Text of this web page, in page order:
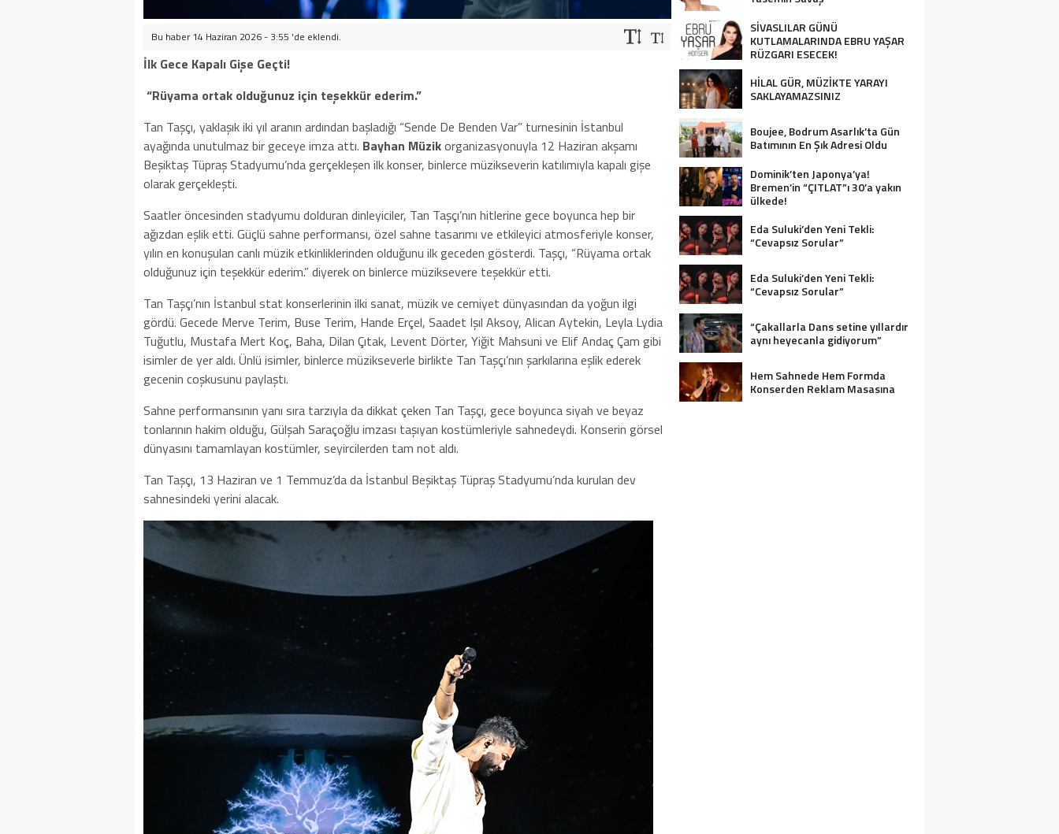
Bu haber 14 Haziran 2026 - 3:55 'de eklendi.
İlk Gece Kapalı Gişe Geçti!
“Rüyama ortak olduğunuz için teşekkür ederim.”
Tan Taşçı, yaklaşık iki yıl aranın ardından başladığı “Sende De Benden Var” turnesinin İstanbul
ayağında unutulmaz bir geceye imza attı. Bayhan Müzikorganizasyonuyla 12 Haziran akşamı
Beşiktaş Tüpraş Stadyumu’nda gerçekleşen ilk konser, binlerce müzikseverin katılımıyla kapalı gişe
olarak gerçekleşti.
Saatler öncesinden stadyumu dolduran dinleyiciler, Tan Taşçı’nın hitlerine gece boyunca hep bir
ağızdan eşlik etti. Güçlü sahne performansı, özel sahne tasarımı ve etkileyici atmosferiyle konser,
yılın en konuşulan canlı müzik etkinliklerinden olduğunu ilk geceden gösterdi. Taşçı, “Rüyama ortak
olduğunuz için teşekkür ederim.” diyerek on binlerce müziksevere teşekkür etti.
Tan Taşçı’nın İstanbul stat konserlerinin ilki sanat, müzik ve cemiyet dünyasından da yoğun ilgi
gördü. Gecede Merve Terim, Buse Terim, Hande Erçel, Saadet Işıl Aksoy, Alican Aytekin, Leyla Lydia
Tuğutlu, Mustafa Mert Koç, Baha, Dilan Çıtak, Levent Dörter, Yiğit Mahsuni ve Elif Andaç Çam gibi
isimler de yer aldı. Ünlü isimler, binlerce müzikseverle birlikte Tan Taşçı’nın şarkılarına eşlik ederek
gecenin coşkusunu paylaştı.
Sahne performansının yanı sıra tarzıyla da dikkat çeken Tan Taşçı, gece boyunca siyah ve beyaz
tonlarının hakim olduğu, Gülşah Saraçoğlu imzası taşıyan kostümleriyle sahnedeydi. Konserin görsel
dünyasını tamamlayan kostümler, seyircilerden tam not aldı.
Tan Taşçı, 13 Haziran ve 1 Temmuz’da da İstanbul Beşiktaş Tüpraş Stadyumu’nda kurulan dev
sahnesindeki yerini alacak.
SİVASLILAR GÜNÜ
KUTLAMALARINDA EBRU YAŞAR
RÜZGARI ESECEK!
HİLAL GÜR, MÜZİKTE YARAYI
SAKLAYAMAZSINIZ
Boujee, Bodrum Asarlık’ta Gün
Batımının En Şık Adresi Oldu
Dominik’ten Japonya’ya!
Bremen’in “ÇITLAT”ı 30’a yakın
ülkede!
Eda Suluki’den Yeni Tekli:
“Cevapsız Sorular”
Eda Suluki’den Yeni Tekli:
“Cevapsız Sorular”
“Çakallarla Dans setine yıllardır
aynı heyecanla gidiyorum”
Hem Sahnede Hem Formda
Konserden Reklam Masasına